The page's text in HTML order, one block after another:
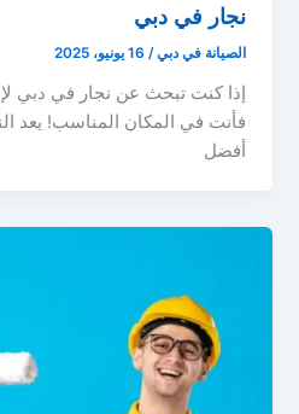
نجار في دبي
الصيانة في دبي/ 16 يونيو، 2025
إذا كنت تبحث عن نجار في دبي
فأنت في المكان المناسب! يعد
أفضل